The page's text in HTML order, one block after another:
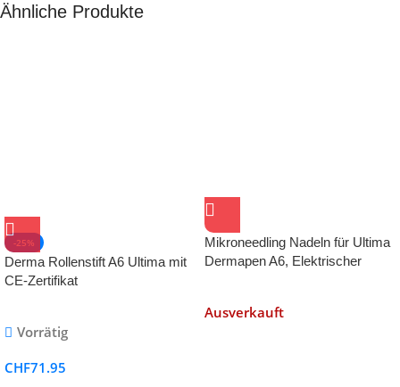
Ähnliche Produkte
-25%
Derma Rollenstift A6 Ultima mit
CE-Zertifikat
Vorrätig
CHF71.95
Mikroneedling Nadeln für Ultima
Dermapen A6, Elektrischer
Ausverkauft